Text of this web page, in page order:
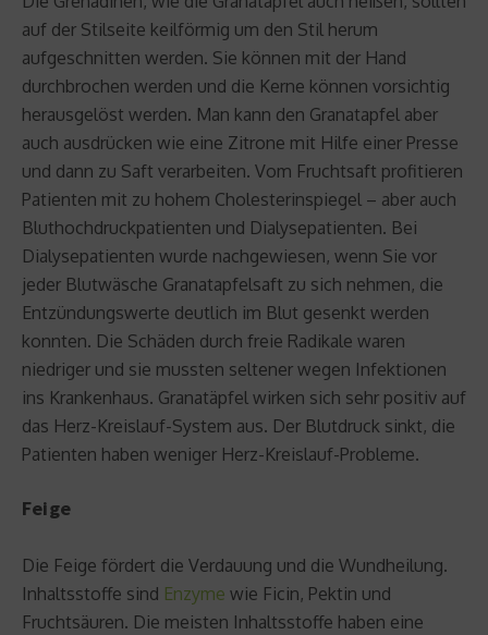
auf der Stilseite keilförmig um den Stil herum
aufgeschnitten werden. Sie können mit der Hand
durchbrochen werden und die Kerne können vorsichtig
herausgelöst werden. Man kann den Granatapfel aber
auch ausdrücken wie eine Zitrone mit Hilfe einer Presse
und dann zu Saft verarbeiten. Vom Fruchtsaft profitieren
Patienten mit zu hohem Cholesterinspiegel – aber auch
Bluthochdruckpatienten und Dialysepatienten. Bei
Dialysepatienten wurde nachgewiesen, wenn Sie vor
jeder Blutwäsche Granatapfelsaft zu sich nehmen, die
Entzündungswerte deutlich im Blut gesenkt werden
konnten. Die Schäden durch freie Radikale waren
niedriger und sie mussten seltener wegen Infektionen
ins Krankenhaus. Granatäpfel wirken sich sehr positiv auf
das Herz-Kreislauf-System aus. Der Blutdruck sinkt, die
Patienten haben weniger Herz-Kreislauf-Probleme.
Feige
Die Feige fördert die Verdauung und die Wundheilung.
Inhaltsstoffe sind Enzyme wie Ficin, Pektin und
Fruchtsäuren. Die meisten Inhaltsstoffe haben eine